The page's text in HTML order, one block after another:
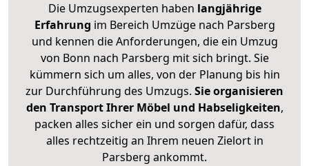
Die Umzugsexperten haben langjährige
Erfahrung im Bereich Umzüge nach Parsberg
und kennen die Anforderungen, die ein Umzug
von Bonn nach Parsberg mit sich bringt. Sie
kümmern sich um alles, von der Planung bis hin
zur Durchführung des Umzugs. Sie organisieren
den Transport Ihrer Möbel und Habseligkeiten,
packen alles sicher ein und sorgen dafür, dass
alles rechtzeitig an Ihrem neuen Zielort in
Parsberg ankommt.